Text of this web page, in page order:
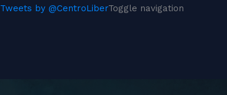
Tweets by @CentroLiberToggle navigation